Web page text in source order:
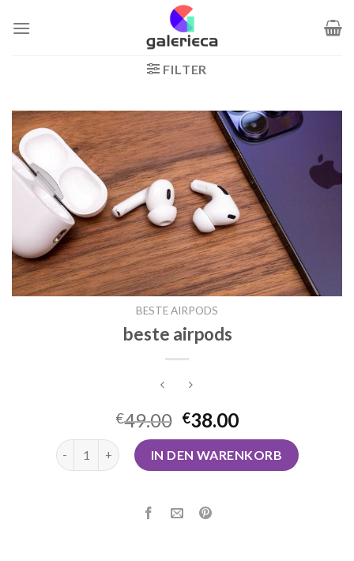
Inhalt
FILTER
BESTE AIRPODS
beste airpods
€49.00 €38.00
beste airpods MengeIN DEN WARENKORB